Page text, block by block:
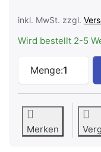
inkl. MwSt. zzgl.
Wird bestellt 2-5
Menge:1
Merken